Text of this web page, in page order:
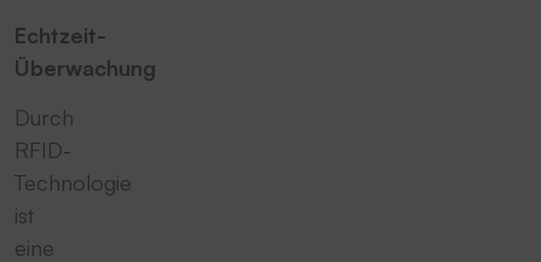
Echtzeit-
Überwachung
Durch
RFID-
Technologie
ist
eine